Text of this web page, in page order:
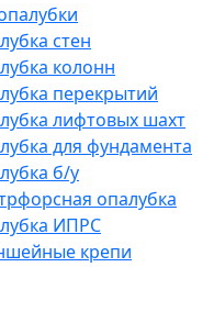
стен
колонн
перекрытий
лифтовых шахт
для фундамента
б/у
опалубка
ИПРС
крепи